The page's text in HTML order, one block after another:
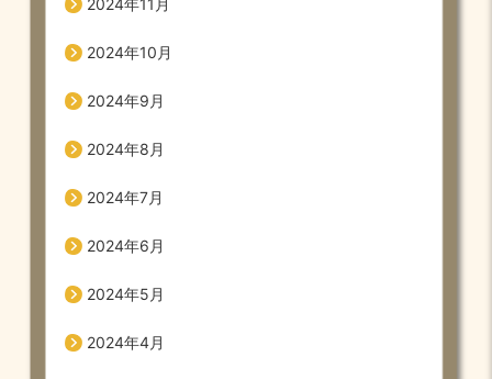
2024年10月
2024年9月
2024年8月
2024年7月
2024年6月
2024年5月
2024年4月